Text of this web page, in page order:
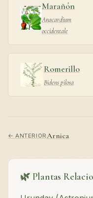
Marañón
Anacardium
occidentale
Romerillo
Bidens pilosa
← ANTERIORArnica
🌿 Plantas